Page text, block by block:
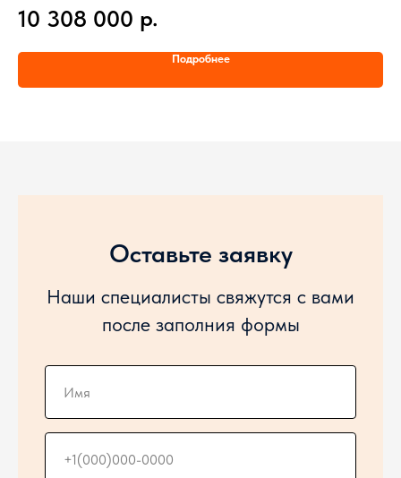
Базовое шасси КамАЗ-65115,
Колесная формула 6х4,
Предназначена для механизированной откачки отходов нефтепродуктов и
10 308 000 р.
Подробнее
Оставьте заявку
Наши специалисты свяжутся с вами
после заполния формы